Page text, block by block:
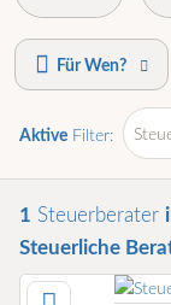
Für Wen?
Aktive Filter:
1 Steuerberater
Steuerliche